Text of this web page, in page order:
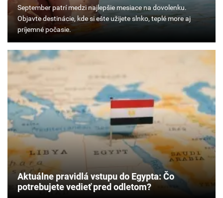
September
patrí
medzi
mesiace
na
destinácie,
kde
si
ešte
užijete
slnko,
teplé
more
aj
príjemné
Aktuálne pravidlá vstupu do Egypta: Čo
potrebujete vedieť pred odletom?